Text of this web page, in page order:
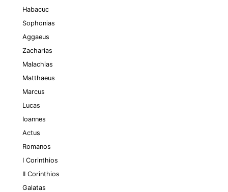
Habacuc
Sophonias
Aggaeus
Zacharias
Malachias
Matthaeus
Marcus
Lucas
Ioannes
Actus
Romanos
I Corinthios
II Corinthios
Galatas